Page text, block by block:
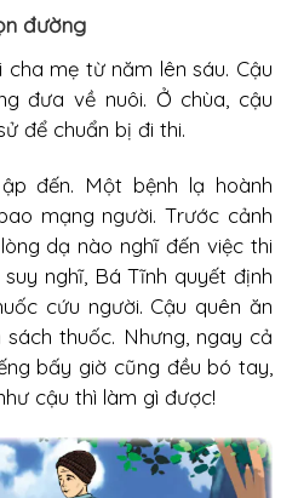
đường
mẹ từ năm lên sáu. Cậu
đưa về nuôi. Ở chùa, cậu
để chuẩn bị đi thi.
đến. Một bệnh lạ hoành
mạng người. Trước cảnh
dạ nào nghĩ đến việc thi
nghĩ, Bá Tĩnh quyết định
cứu người. Cậu quên ăn
sách thuốc. Nhưng, ngay cả
bấy giờ cũng đều bó tay,
cậu thì làm gì được!